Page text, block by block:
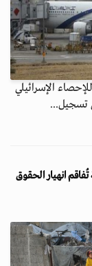
الإسرائيلي
انهيار الحقوق